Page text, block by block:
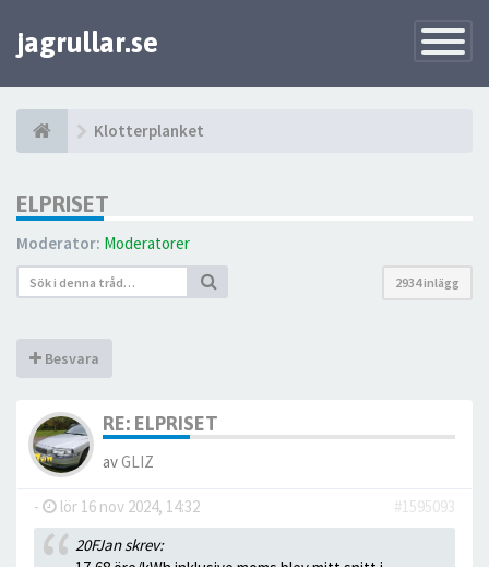
Toggle
jagrullar.se
Klotterplanket
ELPRISET
Moderator: Moderatorer
2934 inlägg
Besvara
RE: ELPRISET
avGLIZ
- lör 16 nov 2024, 14:32
#1595093
20FJan skrev: